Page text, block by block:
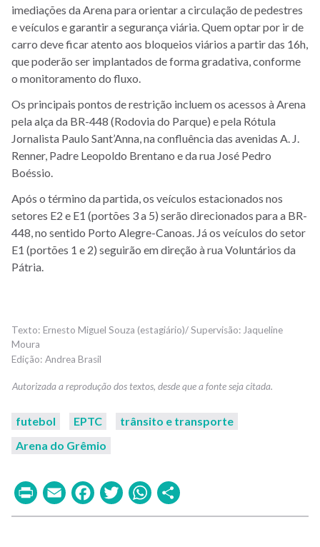
imediações da Arena para orientar a circulação de pedestres
e veículos e garantir a segurança viária. Quem optar por ir de
carro deve ficar atento aos bloqueios viários a partir das 16h,
que poderão ser implantados de forma gradativa, conforme
o monitoramento do fluxo.
Os principais pontos de restrição incluem os acessos à Arena
pela alça da BR-448 (Rodovia do Parque) e pela Rótula
Jornalista Paulo Sant’Anna, na confluência das avenidas A. J.
Renner, Padre Leopoldo Brentano e da rua José Pedro
Boéssio.
Após o término da partida, os veículos estacionados nos
setores E2 e E1 (portões 3 a 5) serão direcionados para a BR-
448, no sentido Porto Alegre-Canoas. Já os veículos do setor
E1 (portões 1 e 2) seguirão em direção à rua Voluntários da
Pátria.
Ernesto Miguel Souza (estagiário)/ Supervisão: Jaqueline
Moura
Andrea Brasil
futebol EPTC
trânsito e transporte
Arena do Grêmio
PrintEmailFacebook
TwitterWhatsApp